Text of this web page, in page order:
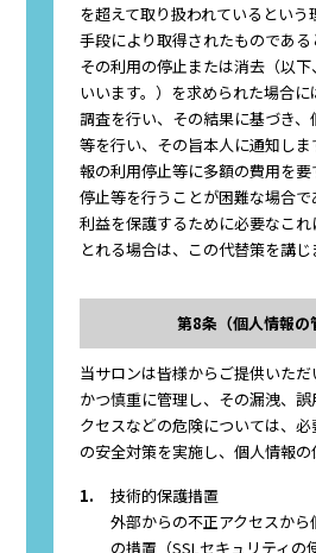
を超えて取り扱われているとい
手段により取得されたものである
その利用の停止または消去（以
いいます。）を求められた場合
調査を行い、その結果に基づき
等を行い、その旨本人に通知し
報の利用停止等に多額の費用を
停止等を行うことが困難な場合で
利益を保護するために必要なこ
とれる場合は、この代替策を講じ
第8条（個人情報の
当サロンは皆様からご提供いた
かつ慎重に管理し、その漏洩、
クセスなどの危険については、
の安全対策を実施し、個人情報の
1.
技術的保護措置
外部からの不正アクセスか
の措置（SSLセキュリティの